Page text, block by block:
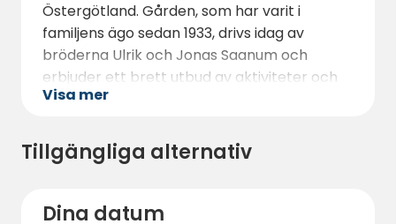
Östergötland. Gården, som har varit i
familjens ägo sedan 1933, drivs idag av
bröderna Ulrik och Jonas Saanum och
erbjuder ett brett utbud av aktiviteter och
faciliteter. Här kan du bo omgiven av
lantgårdsupplevelse.
hög kvalitet från gårdens egna djur, samt en
Visa mer
Tillgängliga alternativ
Dina datum